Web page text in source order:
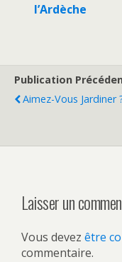
l’Ardèche
Publication
Aimez-Vous Jardiner
Laisser un
Vous devez être
commentaire.